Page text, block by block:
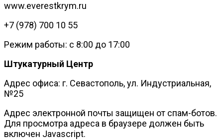
www.everestkrym.ru
+7 (978) 700 10 55
Режим работы: с 8:00 до 17:00
Штукатурный Центр
Адрес офиса: г. Севастополь, ул. Индустриальная,
№25
Адрес электронной почты защищен от спам-ботов.
Для просмотра адреса в браузере должен быть
включен Javascript.